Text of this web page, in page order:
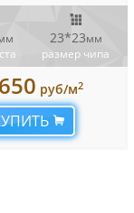
23*23мм
размер чипа
руб/м2